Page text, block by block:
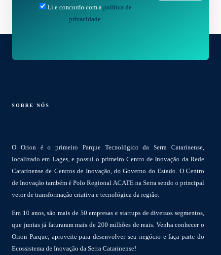
Li e concordo com a política de
privacidade
SOBRE NÓS
O Orion é o primeiro Parque Tecnológico da Serra Catarinense,
localizado em Lages, e possui o primeiro Centro de Inovação da Rede
Catarinense de Centros de Inovação, do Governo do Estado. O Centro
de Inovação também é Polo Regional ACATE na Serra sendo o principal
vetor de transformação criativa e tecnológica da região.
Em 10 anos, são mais de 50 empresas e startups de diversos segmentos,
que juntas já faturaram mais de 200 milhões de reais. Venha conhecer o
Orion Parque, aproveite para desenvolver seu negócio e faça parte do
Ecossistema de Inovação da Serra Catarinense!